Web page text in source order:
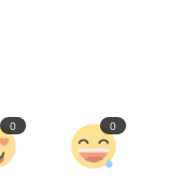
0 0